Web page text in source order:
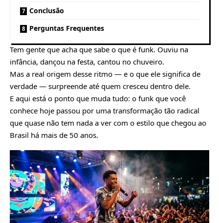
Conclusão
Perguntas Frequentes
Tem gente que acha que sabe o que é funk. Ouviu na
infância, dançou na festa, cantou no chuveiro.
Mas a real origem desse ritmo — e o que ele significa de
verdade — surpreende até quem cresceu dentro dele.
E aqui está o ponto que muda tudo: o funk que você
conhece hoje passou por uma transformação tão radical
que quase não tem nada a ver com o estilo que chegou ao
Brasil há mais de 50 anos.